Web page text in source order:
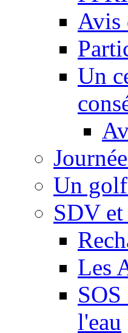
Avis
Un
Un golf
SDV
Les
l'eau